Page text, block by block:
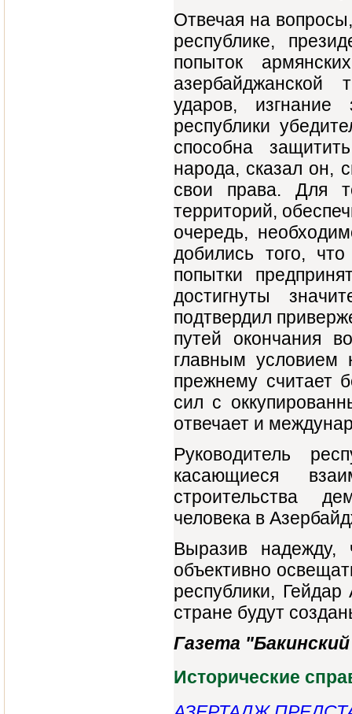
Отвечая на
республике,
попыток
азербайджанской
ударов, изгнание
республики
способна
народа, сказал он,
свои права. Для
территорий,
очередь,
добились того,
попытки
достигнуты
подтвердил
путей окончания
главным условием
прежнему считает
сил с
отвечает и
Руководитель
касающиеся
строительства
человека в
Выразив надежду,
объективно
республики,
стране будут
Газета
Исторические